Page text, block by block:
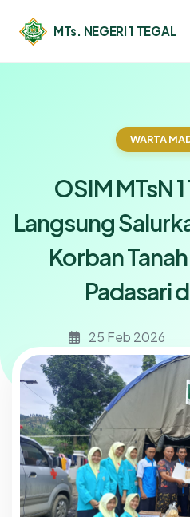
MTs. NEGERI 1 TEGAL
WARTA
OSIM MTsN
Langsung
Korban
Padasari
25 Feb 2026